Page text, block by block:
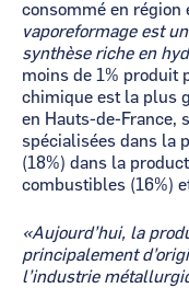
consommé en région
vaporeformage est
synthèse riche en
moins de 1% produit
chimique est la plus
en Hauts-de-France,
spécialisées dans la
(18%) dans la
combustibles (16%)
«Aujourd’hui, la
principalement
l’industrie